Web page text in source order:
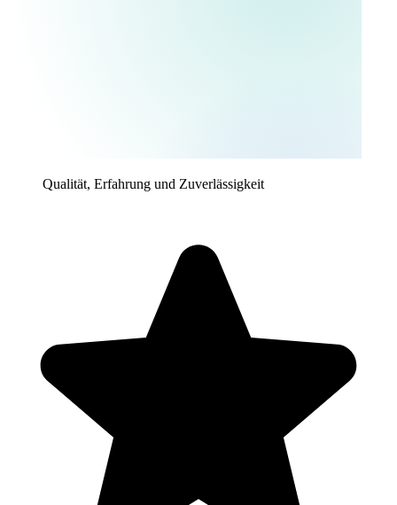
Qualität, Erfahrung und Zuverlässigkeit